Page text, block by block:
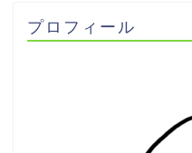
プロフィール